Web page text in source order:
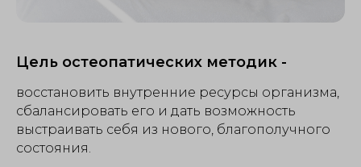
Цель остеопатических методик -
восстановить внутренние ресурсы организма,
сбалансировать его и дать возможность
выстраивать себя из нового, благополучного
состояния.